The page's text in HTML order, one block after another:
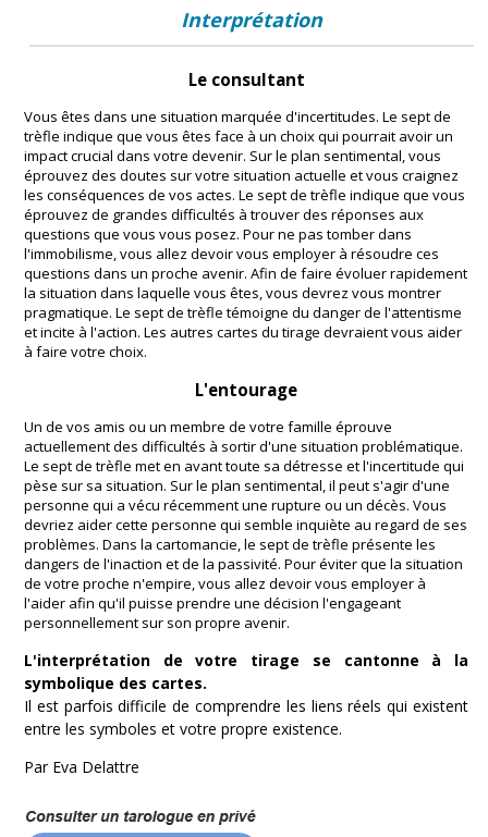
Interprétation
Le consultant
Vous êtes dans une situation marquée d'incertitudes. Le sept de
trèfle indique que vous êtes face à un choix qui pourrait avoir un
impact crucial dans votre devenir. Sur le plan sentimental, vous
éprouvez des doutes sur votre situation actuelle et vous craignez
les conséquences de vos actes. Le sept de trèfle indique que vous
éprouvez de grandes difficultés à trouver des réponses aux
questions que vous vous posez. Pour ne pas tomber dans
l'immobilisme, vous allez devoir vous employer à résoudre ces
questions dans un proche avenir. Afin de faire évoluer rapidement
la situation dans laquelle vous êtes, vous devrez vous montrer
pragmatique. Le sept de trèfle témoigne du danger de l'attentisme
et incite à l'action. Les autres cartes du tirage devraient vous aider
à faire votre choix.
L'entourage
Un de vos amis ou un membre de votre famille éprouve
actuellement des difficultés à sortir d'une situation problématique.
Le sept de trèfle met en avant toute sa détresse et l'incertitude qui
pèse sur sa situation. Sur le plan sentimental, il peut s'agir d'une
personne qui a vécu récemment une rupture ou un décès. Vous
devriez aider cette personne qui semble inquiète au regard de ses
problèmes. Dans la cartomancie, le sept de trèfle présente les
dangers de l'inaction et de la passivité. Pour éviter que la situation
de votre proche n'empire, vous allez devoir vous employer à
l'aider afin qu'il puisse prendre une décision l'engageant
personnellement sur son propre avenir.
L'interprétation de votre tirage se cantonne à la
symbolique des cartes.
Il est parfois difficile de comprendre les liens réels qui existent
entre les symboles et votre propre existence.
Par Eva Delattre